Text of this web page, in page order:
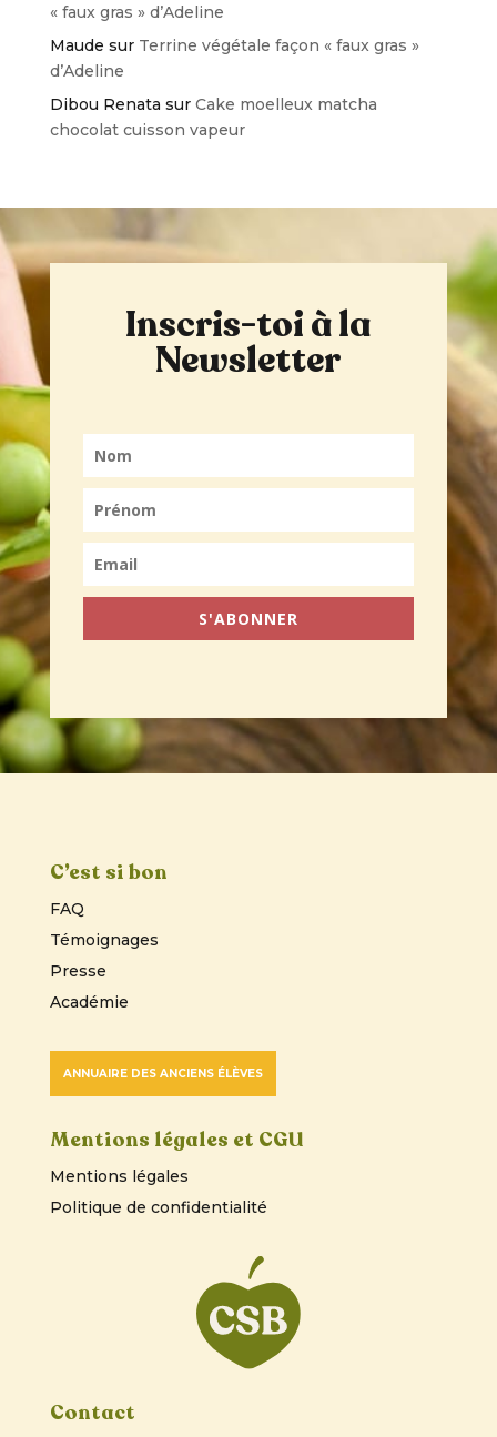
« faux gras » d’Adeline
Maude sur Terrine végétale façon « faux gras »
d’Adeline
Dibou Renata sur Cake moelleux matcha
chocolat cuisson vapeur
Inscris-toi à la
Newsletter
S'ABONNER
C’est si bon
FAQ
Témoignages
Presse
Académie
ANNUAIRE DES ANCIENS ÉLÈVES
Mentions légales et CGU
Mentions légales
Politique de confidentialité
Contact